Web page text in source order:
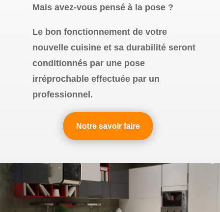
Mais avez-vous pensé à la pose ?
Le bon fonctionnement de votre
nouvelle cuisine et sa durabilité seront
conditionnés par une pose
irréprochable effectuée par un
professionnel.
Notre savoir faire